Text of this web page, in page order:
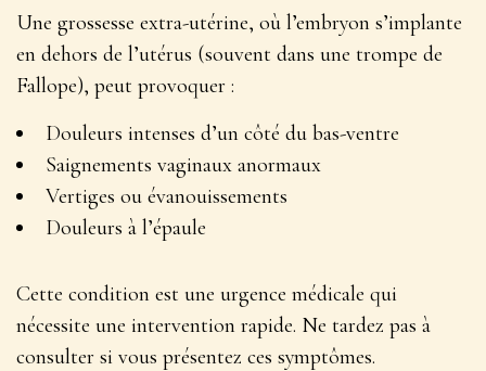
Une grossesse extra-utérine, où l’embryon s’implante
en dehors de l’utérus (souvent dans une trompe de
Fallope), peut provoquer :
Douleurs intenses d’un côté du bas-ventre
Saignements vaginaux anormaux
Vertiges ou évanouissements
Douleurs à l’épaule
Cette condition est une urgence médicale qui
nécessite une intervention rapide. Ne tardez pas à
consulter si vous présentez ces symptômes.